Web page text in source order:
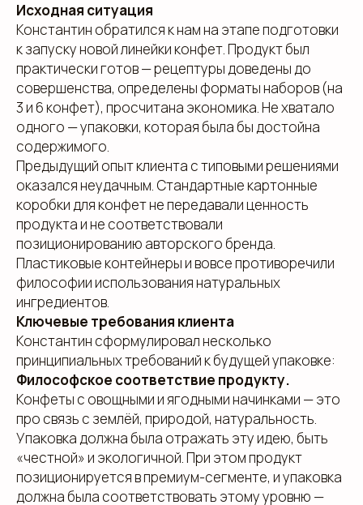
Исходная ситуация
Константин обратился к нам на этапе подготовки
к запуску новой линейки конфет. Продукт был
практически готов — рецептуры доведены до
совершенства, определены форматы наборов (на
3 и 6 конфет), просчитана экономика. Не хватало
одного — упаковки, которая была бы достойна
содержимого.
Предыдущий опыт клиента с типовыми решениями
оказался неудачным. Стандартные картонные
коробки для конфет не передавали ценность
продукта и не соответствовали
позиционированию авторского бренда.
Пластиковые контейнеры и вовсе противоречили
философии использования натуральных
ингредиентов.
Ключевые требования клиента
Константин сформулировал несколько
принципиальных требований к будущей упаковке:
Философское соответствие продукту.
Конфеты с овощными и ягодными начинками — это
про связь с землёй, природой, натуральность.
Упаковка должна была отражать эту идею, быть
«честной» и экологичной. При этом продукт
позиционируется в премиум-сегменте, и упаковка
должна была соответствовать этому уровню —